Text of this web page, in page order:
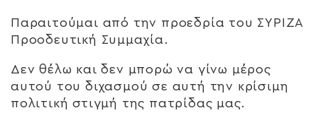
Παραιτούμαι από την προεδρία του ΣΥΡΙΖΑ
Προοδευτική Συμμαχία.
Δεν θέλω και δεν μπορώ να γίνω μέρος
αυτού του διχασμού σε αυτή την κρίσιμη
πολιτική στιγμή της πατρίδας μας.